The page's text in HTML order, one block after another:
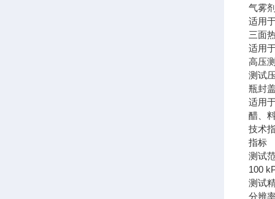
气雾
适用
三
适用
高
测试
瓶封
适用
醋、
技术
指
测试
100
测试
分辨